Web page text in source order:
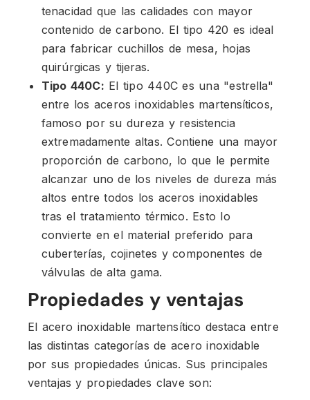
tenacidad que las calidades con mayor
contenido de carbono. El tipo 420 es ideal
para fabricar cuchillos de mesa, hojas
quirúrgicas y tijeras.
Tipo 440C: El tipo 440C es una "estrella"
entre los aceros inoxidables martensíticos,
famoso por su dureza y resistencia
extremadamente altas. Contiene una mayor
proporción de carbono, lo que le permite
alcanzar uno de los niveles de dureza más
altos entre todos los aceros inoxidables
tras el tratamiento térmico. Esto lo
convierte en el material preferido para
cuberterías, cojinetes y componentes de
válvulas de alta gama.
Propiedades y ventajas
El acero inoxidable martensítico destaca entre
las distintas categorías de acero inoxidable
por sus propiedades únicas. Sus principales
ventajas y propiedades clave son: